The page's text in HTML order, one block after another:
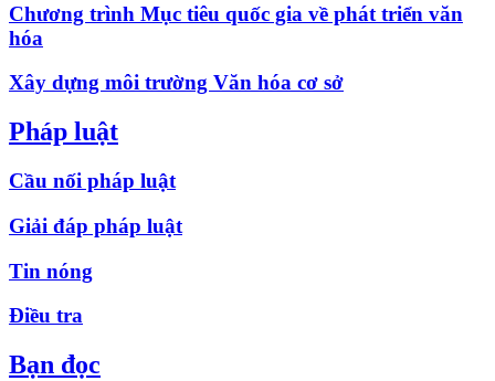
Chương trình Mục tiêu quốc gia về phát triển văn
hóa
Xây dựng môi trường Văn hóa cơ sở
Pháp luật
Cầu nối pháp luật
Giải đáp pháp luật
Tin nóng
Điều tra
Bạn đọc